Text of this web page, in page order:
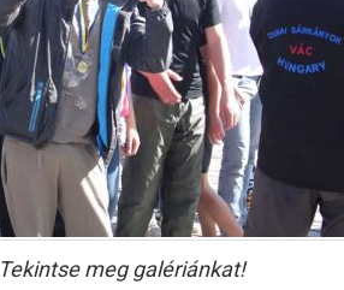
Tekintse meg galériánkat!